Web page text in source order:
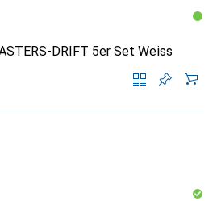
DRIFT 5er Set Weiss